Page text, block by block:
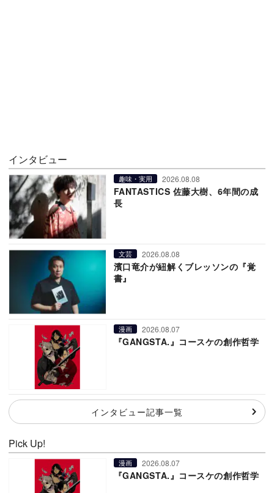
インタビュー
趣味・実用 2026.08.08
FANTASTICS 佐藤大樹、6年間の成
長
文芸 2026.08.08
濱口竜介が紐解くブレッソンの『覚
書』
漫画 2026.08.07
『GANGSTA.』コースケの創作哲学
インタビュー記事一覧
Pick Up!
漫画 2026.08.07
『GANGSTA.』コースケの創作哲学